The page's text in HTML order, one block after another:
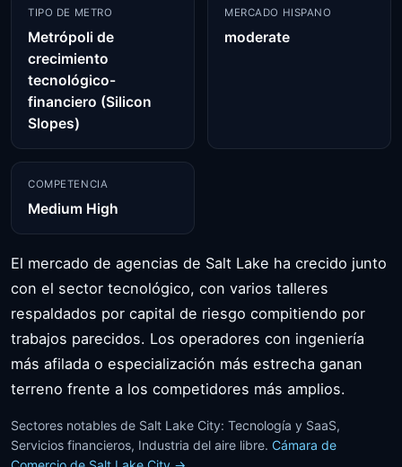
TIPO DE METRO
Metrópoli de
crecimiento
tecnológico-
financiero (Silicon
Slopes)
MERCADO HISPANO
moderate
COMPETENCIA
Medium High
El mercado de agencias de Salt Lake ha crecido junto
con el sector tecnológico, con varios talleres
respaldados por capital de riesgo compitiendo por
trabajos parecidos. Los operadores con ingeniería
más afilada o especialización más estrecha ganan
terreno frente a los competidores más amplios.
Sectores notables de Salt Lake City: Tecnología y SaaS,
Servicios financieros, Industria del aire libre. Cámara de